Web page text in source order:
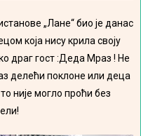
„Лане“ био је данас
која нису крила своју
драг гост :Деда Мраз ! Не
делећи поклоне или деца
није могло проћи без